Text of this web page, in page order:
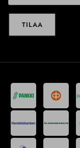
TILAA